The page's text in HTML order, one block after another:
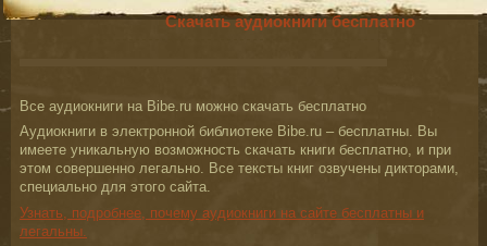
Скачать аудиокниги бесплатно
Все аудиокниги на Bibe.ru можно скачать бесплатно
Аудиокниги в электронной библиотеке Bibe.ru – бесплатны. Вы
имеете уникальную возможность скачать книги бесплатно, и при
этом совершенно легально. Все тексты книг озвучены дикторами,
специально для этого сайта.
Узнать, подробнее, почему аудиокниги на сайте бесплатны и
легальны.